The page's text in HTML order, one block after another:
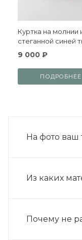
Куртка на молнии из
стеганной синей
9 000 ₽
ПОДРОБНЕЕ
На фото ваш
Из каких
Почему не